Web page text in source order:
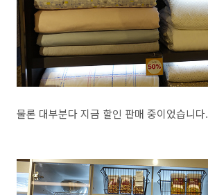
물론 대부분다 지금 할인 판매 중이었습니다.